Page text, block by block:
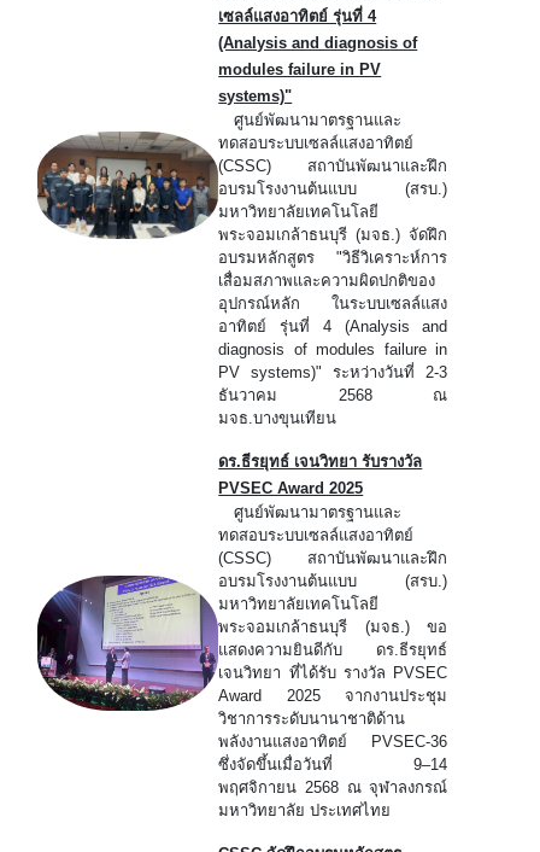
เซลล์แสงอาทิตย์ รุ่นที่ 4
(Analysis and diagnosis of
modules failure in PV
systems)"
ศูนย์พัฒนามาตรฐานและ
ทดสอบระบบเซลล์แสงอาทิตย์
(CSSC) สถาบันพัฒนาและฝึก
อบรมโรงงานต้นแบบ (สรบ.)
มหาวิทยาลัยเทคโนโลยี
พระจอมเกล้าธนบุรี (มจธ.) จัดฝึก
อบรมหลักสูตร "วิธีวิเคราะห์การ
เสื่อมสภาพและความผิดปกติของ
อุปกรณ์หลัก ในระบบเซลล์แสง
อาทิตย์ รุ่นที่ 4 (Analysis and
diagnosis of modules failure in
PV systems)" ระหว่างวันที่ 2-3
ธันวาคม 2568 ณ
มจธ.บางขุนเทียน
ดร.ธีรยุทธ์ เจนวิทยา รับรางวัล
PVSEC Award 2025
ศูนย์พัฒนามาตรฐานและ
ทดสอบระบบเซลล์แสงอาทิตย์
(CSSC) สถาบันพัฒนาและฝึก
อบรมโรงงานต้นแบบ (สรบ.)
มหาวิทยาลัยเทคโนโลยี
พระจอมเกล้าธนบุรี (มจธ.) ขอ
แสดงความยินดีกับ ดร.ธีรยุทธ์
เจนวิทยา ที่ได้รับ รางวัล PVSEC
Award 2025 จากงานประชุม
วิชาการระดับนานาชาติด้าน
พลังงานแสงอาทิตย์ PVSEC-36
ซึ่งจัดขึ้นเมื่อวันที่ 9–14
พฤศจิกายน 2568 ณ จุฬาลงกรณ์
มหาวิทยาลัย ประเทศไทย